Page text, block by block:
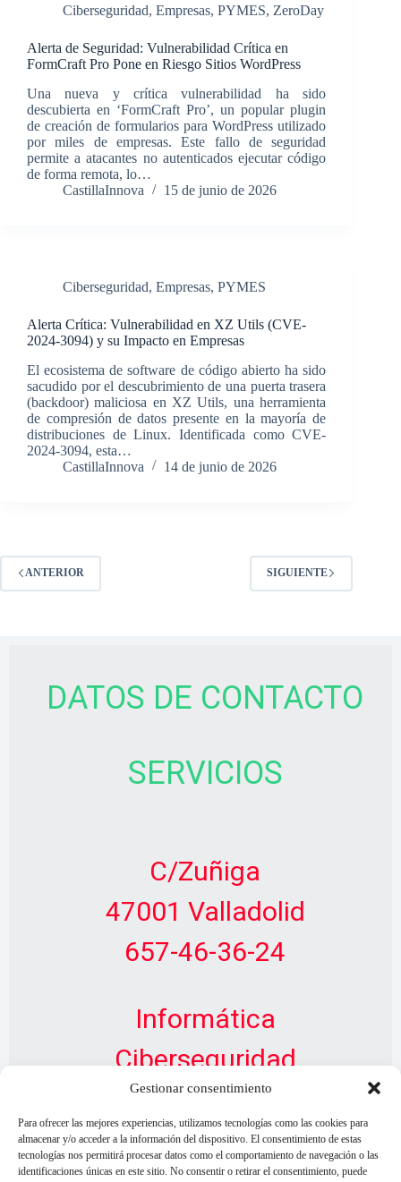
Gestionar consentimiento
Para ofrecer las mejores experiencias, utilizamos tecnologías como las cookies para
almacenar y/o acceder a la información del dispositivo. El consentimiento de estas
tecnologías nos permitirá procesar datos como el comportamiento de navegación o las
identificaciones únicas en este sitio. No consentir o retirar el consentimiento, puede
Ciberseguridad, Empresas, PYMES, ZeroDay
Alerta de Seguridad: Vulnerabilidad Crítica en
FormCraft Pro Pone en Riesgo Sitios WordPress
Una nueva y crítica vulnerabilidad ha sido
descubierta en ‘FormCraft Pro’, un popular plugin
de creación de formularios para WordPress utilizado
por miles de empresas. Este fallo de seguridad
permite a atacantes no autenticados ejecutar código
de forma remota, lo…
CastillaInnova
15 de junio de 2026
Ciberseguridad, Empresas, PYMES
Alerta Crítica: Vulnerabilidad en XZ Utils (CVE-
2024-3094) y su Impacto en Empresas
El ecosistema de software de código abierto ha sido
sacudido por el descubrimiento de una puerta trasera
(backdoor) maliciosa en XZ Utils, una herramienta
de compresión de datos presente en la mayoría de
distribuciones de Linux. Identificada como CVE-
2024-3094, esta…
CastillaInnova
14 de junio de 2026
ANTERIOR SIGUIENTE
DATOS DE CONTACTO
SERVICIOS
C/Zuñiga
47001 Valladolid
657-46-36-24
Informática
Ciberseguridad
Diseño Web